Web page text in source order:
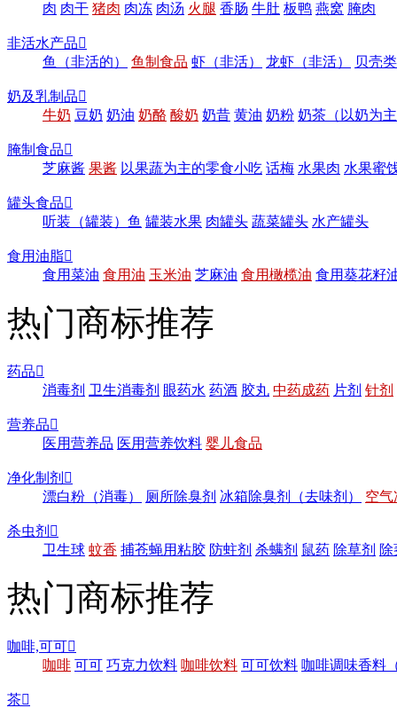
肉 肉干 猪肉 肉冻 肉汤 火腿 香肠 牛肚 板鸭 燕窝 腌肉
非活水产品
鱼（非活的）
鱼制食品 虾（非活） 龙虾（非活） 贝壳
奶及乳制品
牛奶 豆奶 奶油 奶酪 酸奶 奶昔 黄油 奶粉 奶茶（以奶为
腌制食品
芝麻酱 果酱 以果蔬为主的零食小吃 话梅 水果肉 水果蜜
罐头食品
听装（罐装）鱼 罐装水果 肉罐头 蔬菜罐头 水产罐头
食用油脂
食用菜油 食用油 玉米油 芝麻油 食用橄榄油 食用葵花籽
热门商标推荐
药品
消毒剂 卫生消毒剂 眼药水 药酒 胶丸 中药成药 片剂 针剂
营养品
医用营养品 医用营养饮料 婴儿食品
净化制剂 
漂白粉（消毒）
厕所除臭剂 冰箱除臭剂（去味剂） 空气
杀虫剂 
卫生球 蚊香 捕苍蝇用粘胶 防蛀剂 杀螨剂 鼠药 除草剂
热门商标推荐
咖啡,可可
咖啡 可可 巧克力饮料 咖啡饮料 可可饮料 咖啡调味香料
茶